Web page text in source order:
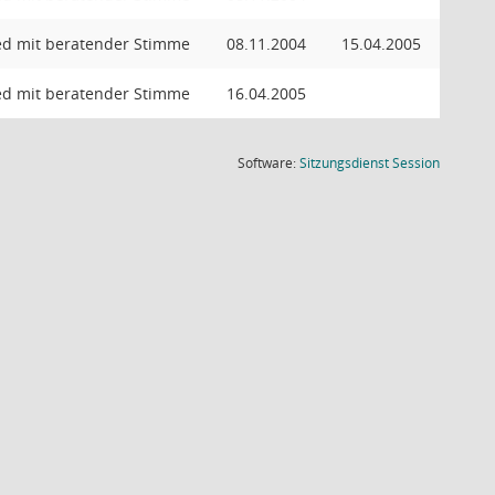
mit beratender Stimme 08.11.2004 15.04.2005
mit beratender Stimme 16.04.2005
Software:SitzungsdienstSession(Wird in